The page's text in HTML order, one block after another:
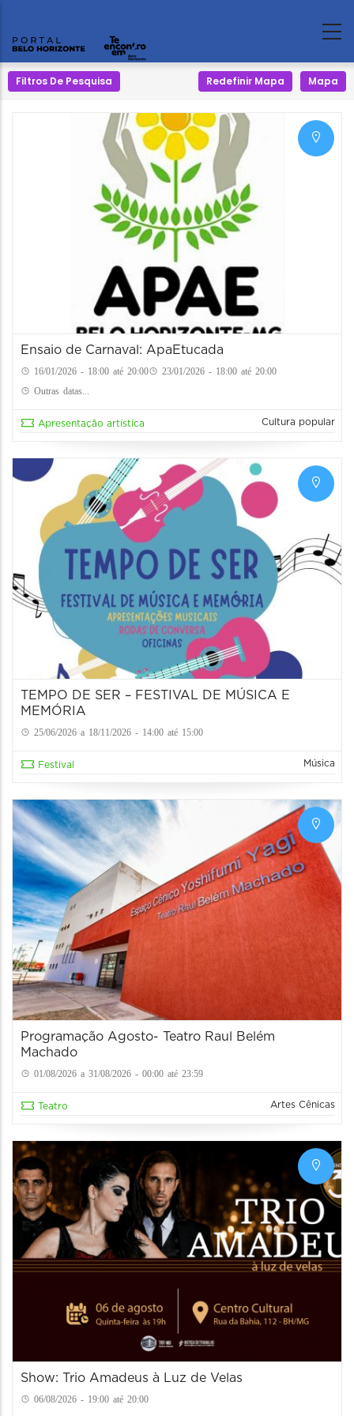
Filtros De Pesquisa Redefinir Mapa Mapa
Ensaio de Carnaval: ApaEtucada
16/01/2026 - 18:00 até 20:00
23/01/2026 - 18:00 até 20:00
Outras datas...
Apresentação artística Cultura popular
TEMPO DE SER – FESTIVAL DE MÚSICA E
MEMÓRIA
25/06/2026 a 18/11/2026 - 14:00 até 15:00
Festival Música
Programação Agosto- Teatro Raul Belém
Machado
01/08/2026 a 31/08/2026 - 00:00 até 23:59
Teatro Artes Cênicas
Show: Trio Amadeus à Luz de Velas
06/08/2026 - 19:00 até 20:00